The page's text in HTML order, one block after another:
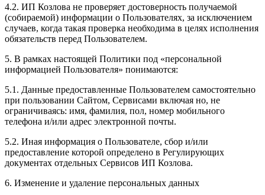
4.2. ИП Козлова не проверяет достоверность получаемой
(собираемой) информации о Пользователях, за исключением
случаев, когда такая проверка необходима в целях исполнения
обязательств перед Пользователем.
5. В рамках настоящей Политики под «персональной
информацией Пользователя» понимаются:
5.1. Данные предоставленные Пользователем самостоятельно
при пользовании Сайтом, Сервисами включая но, не
ограничиваясь: имя, фамилия, пол, номер мобильного
телефона и/или адрес электронной почты.
5.2. Иная информация о Пользователе, сбор и/или
предоставление которой определено в Регулирующих
документах отдельных Сервисов ИП Козлова.
6. Изменение и удаление персональных данных